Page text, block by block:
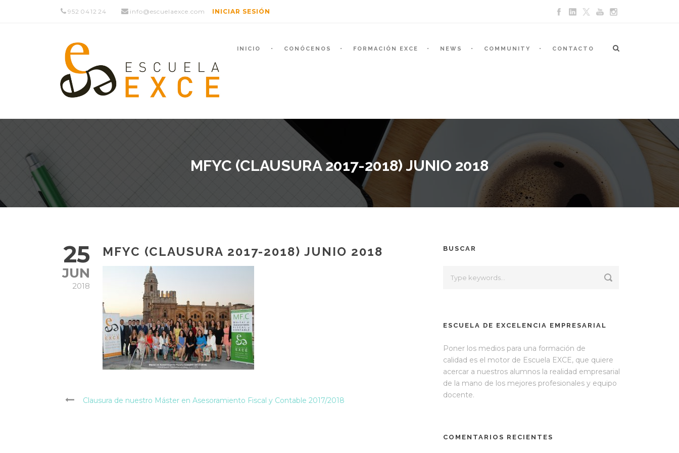
952 04 12 24 info@escuelaexce.com INICIAR SESIÓN
INICIO CONÓCENOS FORMACIÓN EXCE NEWS COMMUNITY CONTACTO
MFYC (CLAUSURA 2017-2018) JUNIO 2018
25
JUN
2018
MFYC (CLAUSURA 2017-2018) JUNIO 2018
Clausura de nuestro Máster en Asesoramiento Fiscal y Contable 2017/2018
BUSCAR
ESCUELA DE EXCELENCIA EMPRESARIAL
Poner los medios para una formación de
calidad es el motor de Escuela EXCE, que quiere
acercar a nuestros alumnos la realidad empresarial
de la mano de los mejores profesionales y equipo
docente.
COMENTARIOS RECIENTES